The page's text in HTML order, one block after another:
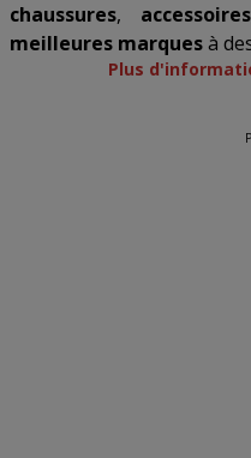
chaussures, accessoires
meilleures marquesà
Plus